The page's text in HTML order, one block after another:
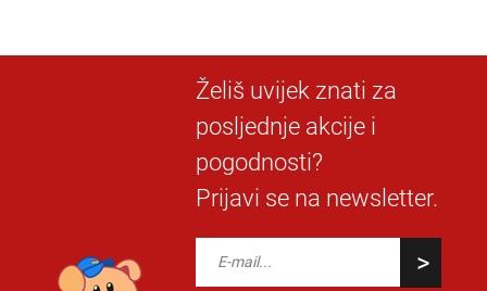
Želiš uvijek znati za
posljednje akcije i
pogodnosti?
Prijavi se na newsletter.